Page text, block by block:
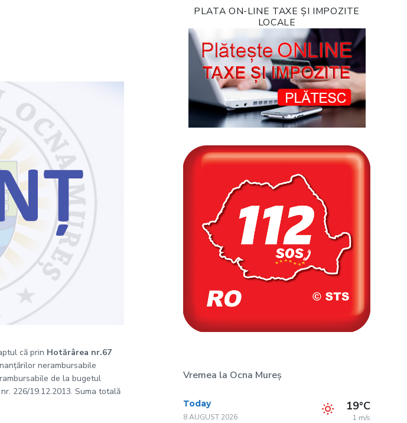
că prin Hotărârea nr.67
nerambursabile
de la bugetul
226/19.12.2013. Suma totală
PLATA ON-LINE TAXE ȘI IMPOZITE
LOCALE
Vremea la Ocna Mureș
Today
8 AUGUST 2026
19°C
1 m/s